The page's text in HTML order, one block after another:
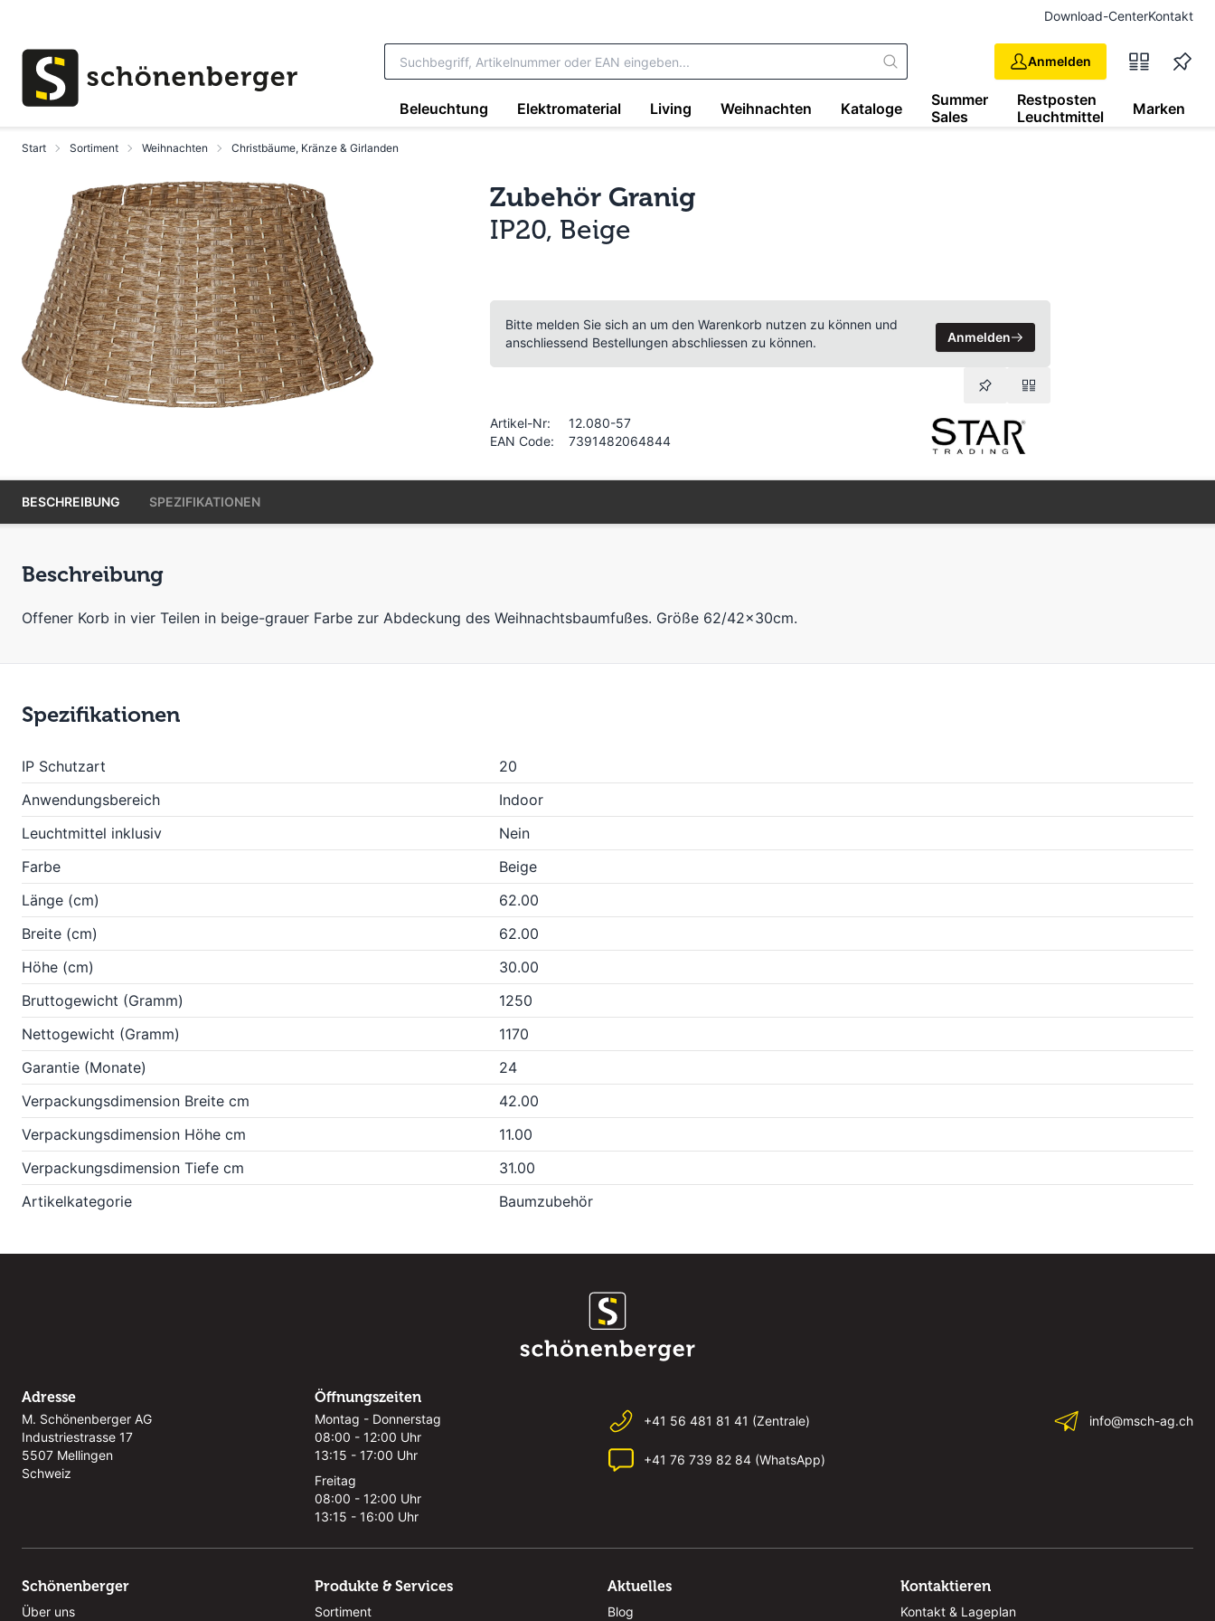
Download-CenterKontakt
Anmelden
Beleuchtung Elektromaterial Living Weihnachten Kataloge
Summer
Sales
Restposten
Leuchtmittel
Marken
Start Sortiment Weihnachten Christbäume, Kränze & Girlanden
Zubehör Granig
IP20, Beige
Bitte melden Sie sich an um den Warenkorb nutzen zu können und
anschliessend Bestellungen abschliessen zu können.
Anmelden
Artikel-Nr:
12.080-57
EAN Code:
7391482064844
BESCHREIBUNG SPEZIFIKATIONEN
Beschreibung
Offener Korb in vier Teilen in beige-grauer Farbe zur Abdeckung des Weihnachtsbaumfußes. Größe 62/42x30cm.
Spezifikationen
IP Schutzart
20
Anwendungsbereich
Indoor
Leuchtmittel inklusiv
Nein
Farbe
Beige
Länge (cm)
62.00
Breite (cm)
62.00
Höhe (cm)
30.00
Bruttogewicht (Gramm)
1250
Nettogewicht (Gramm)
1170
Garantie (Monate)
24
Verpackungsdimension Breite cm
42.00
Verpackungsdimension Höhe cm
11.00
Verpackungsdimension Tiefe cm
31.00
Artikelkategorie
Baumzubehör
Adresse
M. Schönenberger AG
Industriestrasse 17
5507 Mellingen
Schweiz
Öffnungszeiten
Montag - Donnerstag
08:00 - 12:00 Uhr
13:15 - 17:00 Uhr
Freitag
08:00 - 12:00 Uhr
13:15 - 16:00 Uhr
+41 56 481 81 41 (Zentrale)
+41 76 739 82 84 (WhatsApp)
info@msch-ag.ch
Schönenberger
Über uns
Produkte & Services
Sortiment
Aktuelles
Blog
Kontaktieren
Kontakt & Lageplan